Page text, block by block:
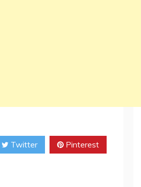
Twitter Pinterest